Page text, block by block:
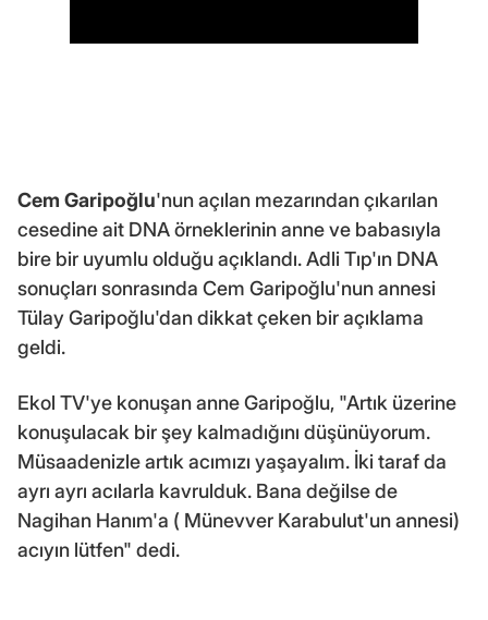
Cem Garipoğlu'nun açılan mezarından çıkarılan
cesedine ait DNA örneklerinin anne ve babasıyla
bire bir uyumlu olduğu açıklandı. Adli Tıp'ın DNA
sonuçları sonrasında Cem Garipoğlu'nun annesi
Tülay Garipoğlu'dan dikkat çeken bir açıklama
geldi.
Ekol TV'ye konuşan anne Garipoğlu, "Artık üzerine
konuşulacak bir şey kalmadığını düşünüyorum.
Müsaadenizle artık acımızı yaşayalım. İki taraf da
ayrı ayrı acılarla kavrulduk. Bana değilse de
Nagihan Hanım'a ( Münevver Karabulut'un annesi)
acıyın lütfen" dedi.